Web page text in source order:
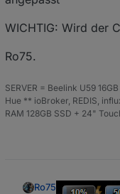
WICHTIG: Wird der
Ro75.
SERVER = Beelink U59
Hue ** ioBroker, REDIS,
RAM 128GB SSD + 24"
Ro75